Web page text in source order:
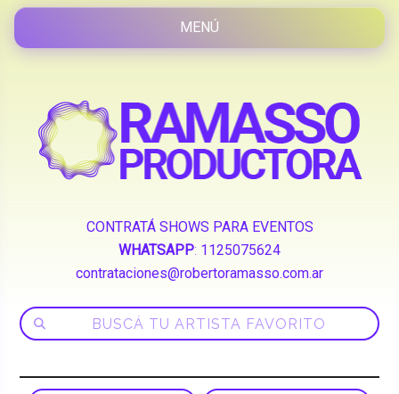
CONTRATÁ SHOWS PARA EVENTOS
WHATSAPP: 1125075624
contrataciones@robertoramasso.com.ar